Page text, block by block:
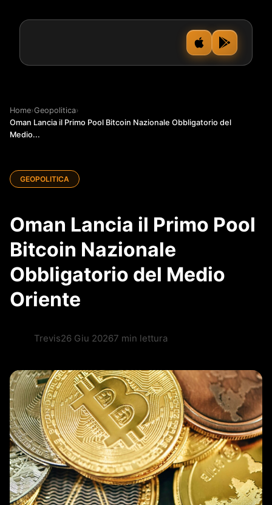
Home›Geopolitica›
Oman Lancia il Primo Pool Bitcoin Nazionale Obbligatorio del
Medio...
GEOPOLITICA
Oman Lancia il Primo Pool
Bitcoin Nazionale
Obbligatorio del Medio
Oriente
Trevis26 Giu 20267 min lettura